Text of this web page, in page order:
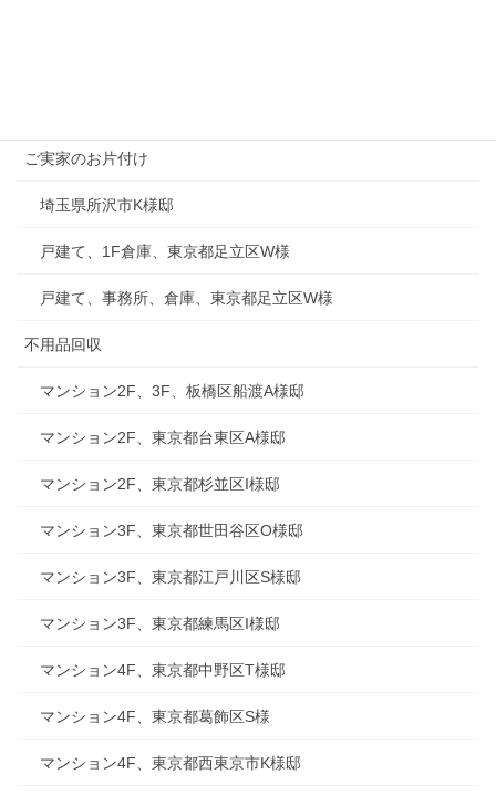
ご実家のお片付け
埼玉県所沢市K様邸
戸建て、1F倉庫、東京都足立区W様
戸建て、事務所、倉庫、東京都足立区W様
不用品回収
マンション2F、3F、板橋区船渡A様邸
マンション2F、東京都台東区A様邸
マンション2F、東京都杉並区I様邸
マンション3F、東京都世田谷区O様邸
マンション3F、東京都江戸川区S様邸
マンション3F、東京都練馬区I様邸
マンション4F、東京都中野区T様邸
マンション4F、東京都葛飾区S様
マンション4F、東京都西東京市K様邸